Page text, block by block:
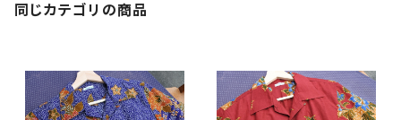
同じカテゴリの商品